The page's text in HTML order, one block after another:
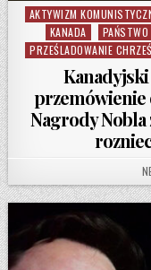
Posted in
AKTYWIZM
KANADA
PRZEŚLADOWANIE
przemówienie
Nagrody Nobla